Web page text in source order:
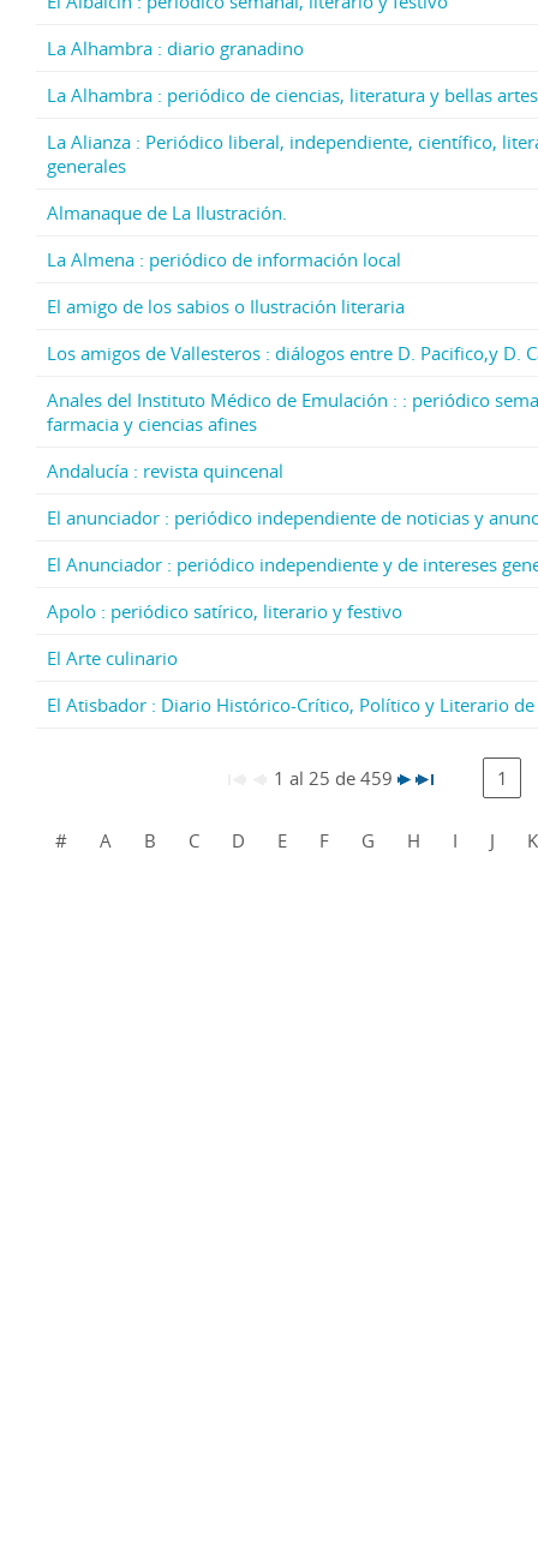
La Alhambra : diario granadino
La Alhambra : periódico de ciencias, literatura y bellas artes
La Alianza : Periódico liberal, independiente, científico,
generales
Almanaque de La Ilustración.
La Almena : periódico de información local
El amigo de los sabios o Ilustración literaria
Los amigos de Vallesteros : diálogos entre D. Pacifico,y D.
Anales del Instituto Médico de Emulación : : periódico
farmacia y ciencias afines
Andalucía : revista quincenal
El anunciador : periódico independiente de noticias y
El Anunciador : periódico independiente y de intereses
Apolo : periódico satírico, literario y festivo
El Arte culinario
El Atisbador : Diario Histórico-Crítico, Político y Literario
1 al 25 de 459 1
# A B C D E F G H I J K